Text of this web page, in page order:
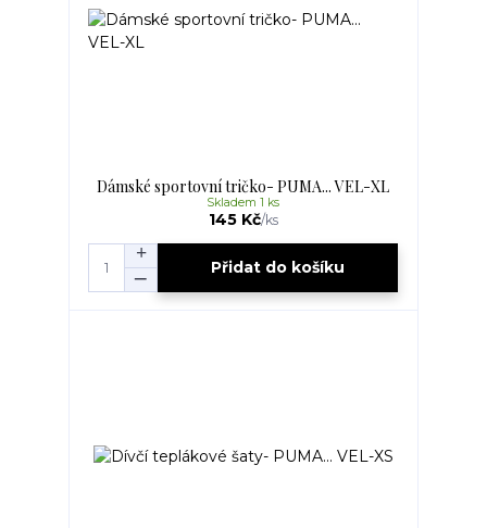
Dámské sportovní tričko- PUMA... VEL-XL
145 Kč/ks
Skladem 1 ks
Přidat do košíku